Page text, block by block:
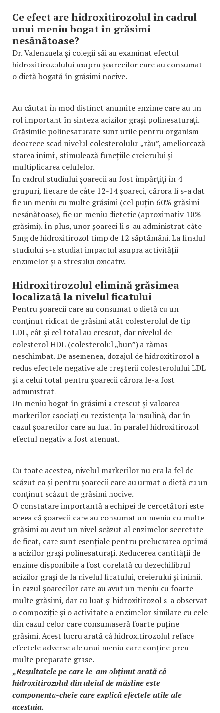
Ce efect are hidroxitirozolul în cadrul
unui meniu bogat în grăsimi
nesănătoase?
Dr. Valenzuela și colegii săi au examinat efectul
hidroxitirozolului asupra șoarecilor care au consumat
o dietă bogată în grăsimi nocive.
Au căutat în mod distinct anumite enzime care au un
rol important în sinteza acizilor grași polinesaturați.
Grăsimile polinesaturate sunt utile pentru organism
deoarece scad nivelul colesterolului „rău”, ameliorează
starea inimii, stimulează funcțiile creierului și
multiplicarea celulelor.
În cadrul studiului șoarecii au fost împărțiți în 4
grupuri, fiecare de câte 12-14 șoareci, cărora li s-a dat
fie un meniu cu multe grăsimi (cel puțin 60% grăsimi
nesănătoase), fie un meniu dietetic (aproximativ 10%
grăsimi). În plus, unor șoareci li s-au administrat câte
5mg de hidroxitirozol timp de 12 săptămâni. La finalul
studiului s-a studiat impactul asupra activității
enzimelor și a stresului oxidativ.
Hidroxitirozolul elimină grăsimea
localizată la nivelul ficatului
Pentru șoarecii care au consumat o dietă cu un
conținut ridicat de grăsimi atât colesterolul de tip
LDL, cât și cel total au crescut, dar nivelul de
colesterol HDL (colesterolul „bun”) a rămas
neschimbat. De asemenea, dozajul de hidroxitirozol a
redus efectele negative ale creșterii colesterolului LDL
și a celui total pentru șoarecii cărora le-a fost
administrat.
Un meniu bogat în grăsimi a crescut și valoarea
markerilor asociați cu rezistența la insulină, dar în
cazul șoarecilor care au luat în paralel hidroxitirozol
efectul negativ a fost atenuat.
Cu toate acestea, nivelul markerilor nu era la fel de
scăzut ca și pentru șoarecii care au urmat o dietă cu un
conținut scăzut de grăsimi nocive.
O constatare importantă a echipei de cercetători este
aceea că șoarecii care au consumat un meniu cu multe
grăsimi au avut un nivel scăzut al enzimelor secretate
de ficat, care sunt esențiale pentru prelucrarea optimă
a acizilor grași polinesaturați. Reducerea cantității de
enzime disponibile a fost corelată cu dezechilibrul
acizilor grași de la nivelul ficatului, creierului și inimii.
În cazul șoarecilor care au avut un meniu cu foarte
multe grăsimi, dar au luat și hidroxitirozol s-a observat
o compoziție și o activitate a enzimelor similare cu cele
din cazul celor care consumaseră foarte puține
grăsimi. Acest lucru arată că hidroxitirozolul reface
efectele adverse ale unui meniu care conține prea
multe preparate grase.
„Rezultatele pe care le-am obținut arată că
hidroxitirozolul din uleiul de măsline este
componenta-cheie care explică efectele utile ale
acestuia.